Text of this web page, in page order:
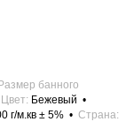
банного
Цвет Бежевый
г/м.кв ± 5%
Страна